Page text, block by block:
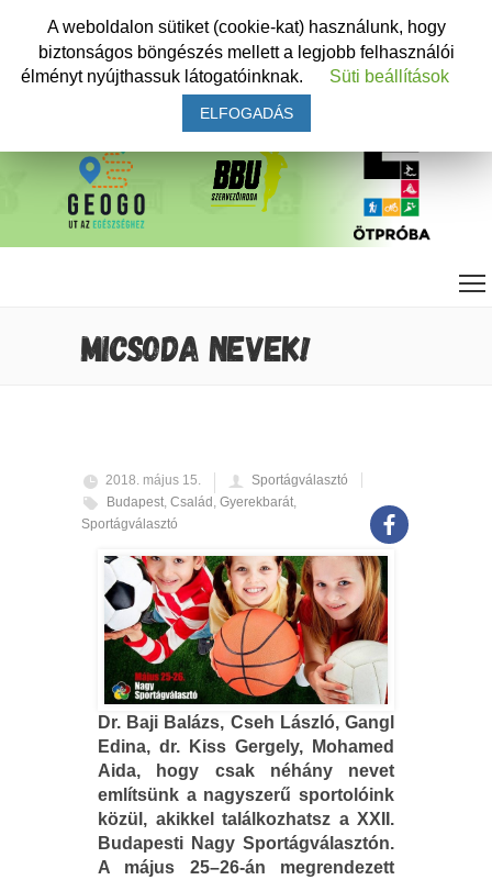
MICSODA NEVEK!
2018. május 15.
Sportágválasztó
Budapest, Család, Gyerekbarát,
Sportágválasztó
Dr. Baji Balázs, Cseh László, Gangl
Edina, dr. Kiss Gergely, Mohamed
Aida, hogy csak néhány nevet
említsünk a nagyszerű sportolóink
közül, akikkel találkozhatsz a XXII.
Budapesti Nagy Sportágválasztón.
A május 25–26-án megrendezett
A weboldalon sütiket (cookie-kat) használunk, hogy
biztonságos böngészés mellett a legjobb felhasználói
élményt nyújthassuk látogatóinknak.
Süti beállítások
ELFOGADÁS